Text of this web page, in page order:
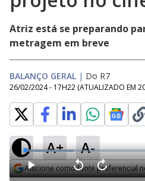
Atriz está se preparando
metragem em breve
BALANÇO GERAL | Do R7
26/02/2024 - 17H22 (ATUALIZADO EM
A+ A-
Adicione como fonte preferencial
P V A
L
o
a
d
e